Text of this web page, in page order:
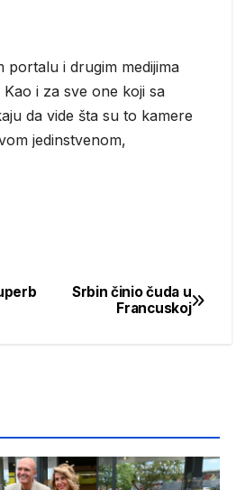
portalu i drugim medijima
i za sve one koji sa
da vide šta su to kamere
jedinstvenom,
Srbin činio čuda u
Francuskoj